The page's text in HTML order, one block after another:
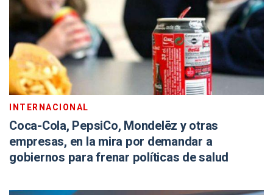
INTERNACIONAL
Coca-Cola, PepsiCo, Mondelēz y otras
empresas, en la mira por demandar a
gobiernos para frenar políticas de salud